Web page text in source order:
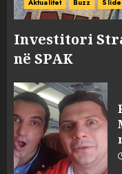
Aktualitet Buzz
Investitori
në SPAK